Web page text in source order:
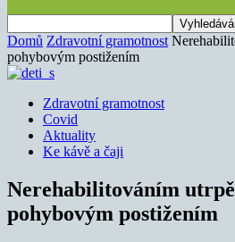
Domů Zdravotní gramotnost
pohybovým postižením
Zdravotní gramotnost
Covid
Aktuality
Ke kávě a čaji
Nerehabilitováním
pohybovým postižením